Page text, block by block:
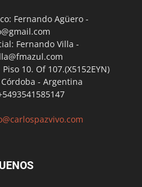
Fernando Agüero -
Fernando Villa -
10. Of 107.(X5152EYN)
- Argentina